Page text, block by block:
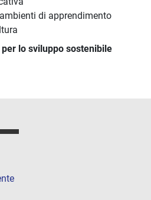
di apprendimento
lo sviluppo sostenibile